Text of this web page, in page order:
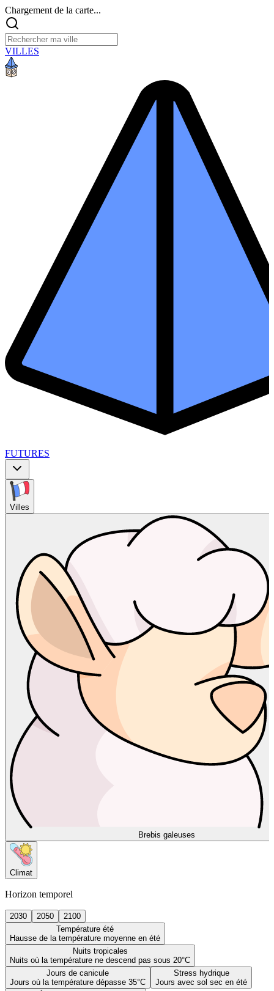
Chargement de la carte...
VILLES
FUTURES
Villes
Brebis galeuses
Climat
Horizon temporel
2030 2050
2100
Température été
Hausse de la température moyenne en été
Nuits tropicales
Nuits où la température ne descend pas sous 20°C
Jours de canicule
Jours où la température dépasse 35°C
Stress hydrique
Jours avec sol sec en été